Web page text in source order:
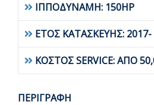
ΙΠΠΟΔΥΝΑΜΗ: 150HP
ΕΤΟΣ ΚΑΤΑΣΚΕΥΗΣ: 2017-
ΚΟΣΤΟΣ SERVICE: ΑΠΟ
ΠΕΡΙΓΡΑΦΗ